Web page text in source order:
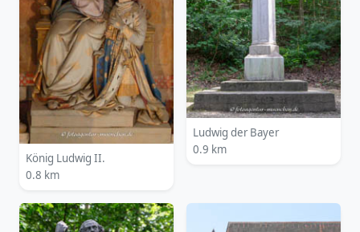
König Ludwig II.
0.8 km
Ludwig der Bayer
0.9 km